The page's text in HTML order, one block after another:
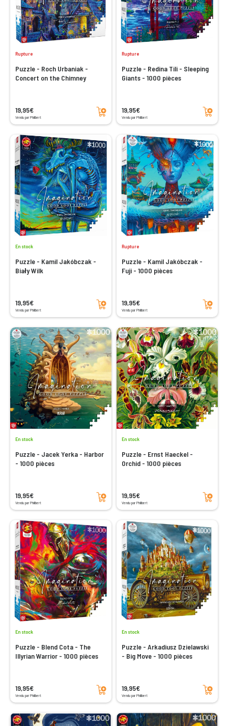
Rupture
Puzzle - Roch Urbaniak -
Concert on the Chimney
19,95€
Vendu par Philibert
Ajouter au panier
Rupture
Puzzle - Redina Tili - Sleeping
Giants - 1000 pièces
19,95€
Vendu par Philibert
Ajouter au panier
En stock
Puzzle - Kamil Jakóbczak -
Biały Wilk
19,95€
Vendu par Philibert
Ajouter au panier
Rupture
Puzzle - Kamil Jakóbczak -
Fuji - 1000 pièces
19,95€
Vendu par Philibert
Ajouter au panier
En stock
Puzzle - Jacek Yerka - Harbor
- 1000 pièces
19,95€
Vendu par Philibert
Ajouter au panier
En stock
Puzzle - Ernst Haeckel -
Orchid - 1000 pièces
19,95€
Vendu par Philibert
Ajouter au panier
En stock
Puzzle - Blend Cota - The
Illyrian Warrior - 1000 pièces
19,95€
Vendu par Philibert
Ajouter au panier
En stock
Puzzle - Arkadiusz Dzielawski
- Big Move - 1000 pièces
19,95€
Vendu par Philibert
Ajouter au panier